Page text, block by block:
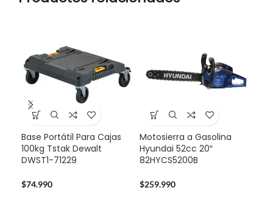
Base Portátil Para Cajas
100kg Tstak Dewalt
DWST1-71229
$74.990
Motosierra a Gasolina
Hyundai 52cc 20″
82HYCS5200B
$259.990